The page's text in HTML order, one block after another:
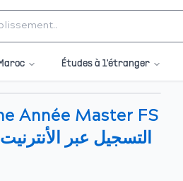
Études à l'étranger
Année Master FS